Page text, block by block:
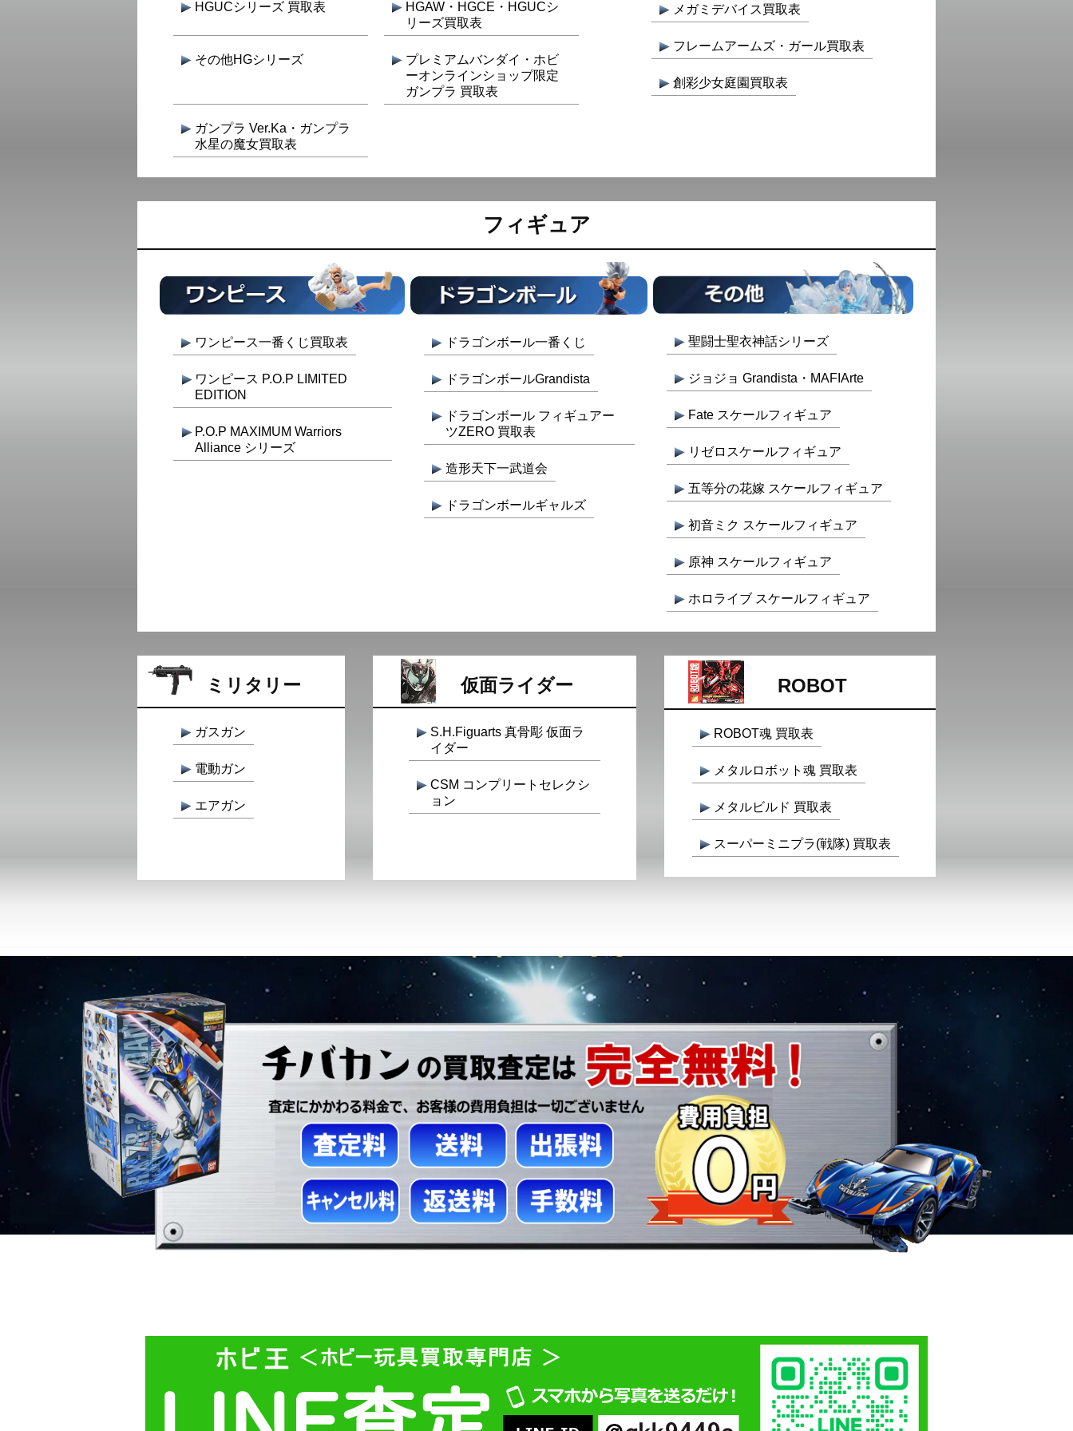
HGUCシリーズ 買取表
HGAW・HGCE・HGUCシ
リーズ買取表
その他HGシリーズ
プレミアムバンダイ・ホビ
ーオンラインショップ限定
ガンプラ 買取表
ガンプラ Ver.Ka・ガンプラ
水星の魔女買取表
メガミデバイス買取表
フレームアームズ・ガール買取表
創彩少女庭園買取表
フィギュア
ワンピース一番くじ買取表
ワンピース P.O.P LIMITED
EDITION
P.O.P MAXIMUM Warriors
Alliance シリーズ
ドラゴンボール一番くじ
ドラゴンボールGrandista
ドラゴンボール フィギュアー
ツZERO 買取表
造形天下一武道会
ドラゴンボールギャルズ
聖闘士聖衣神話シリーズ
ジョジョ Grandista・MAFIArte
Fate スケールフィギュア
リゼロスケールフィギュア
五等分の花嫁 スケールフィギュア
初音ミク スケールフィギュア
原神 スケールフィギュア
ホロライブ スケールフィギュア
ミリタリー
ガスガン
電動ガン
エアガン
仮面ライダー
S.H.Figuarts 真骨彫 仮面ラ
イダー
CSM コンプリートセレクシ
ョン
ROBOT
ROBOT魂 買取表
メタルロボット魂 買取表
メタルビルド 買取表
スーパーミニプラ(戦隊) 買取表